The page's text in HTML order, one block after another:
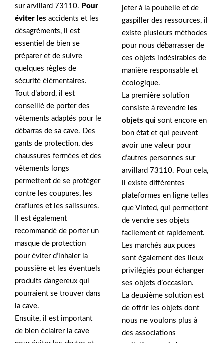
sur arvillard 73110. Pour
éviter les accidents et les
désagréments, il est
essentiel de bien se
préparer et de suivre
quelques règles de
sécurité élémentaires.
Tout d’abord, il est
conseillé de porter des
vêtements adaptés pour le
débarras de sa cave. Des
gants de protection, des
chaussures fermées et des
vêtements longs
permettent de se protéger
contre les coupures, les
éraflures et les salissures.
Il est également
recommandé de porter un
masque de protection
pour éviter d’inhaler la
poussière et les éventuels
produits dangereux qui
pourraient se trouver dans
la cave.
Ensuite, il est important
de bien éclairer la cave
jeter à la poubelle et de
gaspiller des ressources, il
existe plusieurs méthodes
pour nous débarrasser de
ces objets indésirables de
manière responsable et
écologique.
La première solution
consiste à revendre les
objets qui sont encore en
bon état et qui peuvent
avoir une valeur pour
d’autres personnes sur
arvillard 73110. Pour cela,
il existe différentes
plateformes en ligne telles
que Vinted, qui permettent
de vendre ses objets
facilement et rapidement.
Les marchés aux puces
sont également des lieux
privilégiés pour échanger
ses objets d’occasion.
La deuxième solution est
de offrir les objets dont
nous ne voulons plus à
des associations